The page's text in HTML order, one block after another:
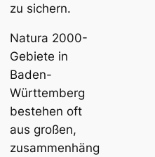
zu sichern.
Natura 2000-
Gebiete in
Baden-
Württemberg
bestehen oft
aus großen,
zusammenhäng